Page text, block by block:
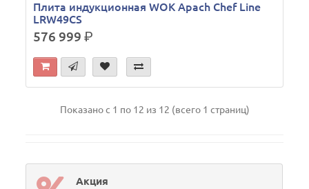
Плита индукционная WOK Apach Chef Line
LRW49CS
576 999р.
Показано с 1 по 12 из 12 (всего 1 страниц)
Акция